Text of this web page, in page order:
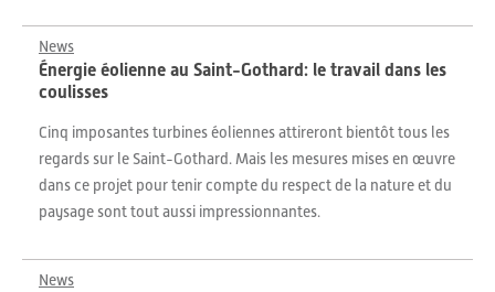
News
Énergie éolienne au Saint-Gothard: le travail dans les
coulisses
Cinq imposantes turbines éoliennes attireront bientôt tous les
regards sur le Saint-Gothard. Mais les mesures mises en œuvre
dans ce projet pour tenir compte du respect de la nature et du
paysage sont tout aussi impressionnantes.
News